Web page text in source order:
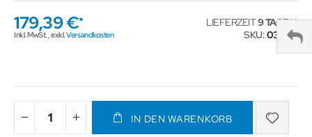
179,39 €
Inkl. MwSt.,exkl.Versandkosten
LIEFERZEIT9 TAGE
SKU 031160
IN DEN WARENKORB